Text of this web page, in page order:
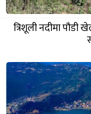
त्रिशूली नदीमा